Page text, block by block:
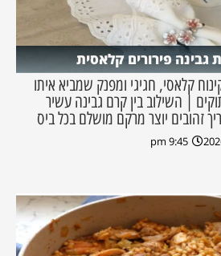
פירורים קלאסית
קלאסי, חגיגי ומפנק שמביא איתו
| השילוב בין קרם גבינה עשיר
זהובים יוצר מרקם מושלם בכל ביס
9:45 pm